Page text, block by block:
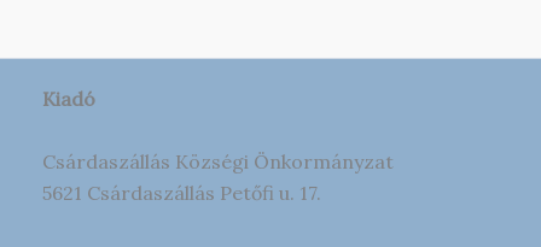
Kiadó
Csárdaszállás Községi Önkormányzat
5621 Csárdaszállás Petőfi u. 17.